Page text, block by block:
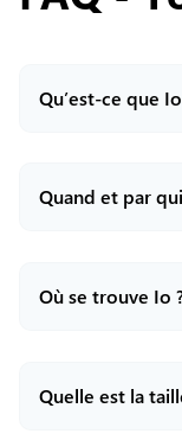
Qu’est-ce que
Io est l’une des
Quand et par
Io a été
Où se trouve Io
Io se trouve
Quelle est la